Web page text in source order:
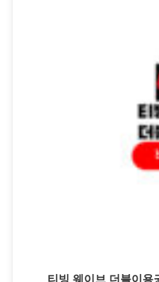
티빙 웨이브 더블이